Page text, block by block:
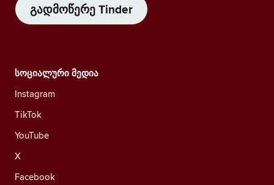
გადმოწერე Tinder
სოციალური მედია
Instagram
TikTok
YouTube
X
Facebook